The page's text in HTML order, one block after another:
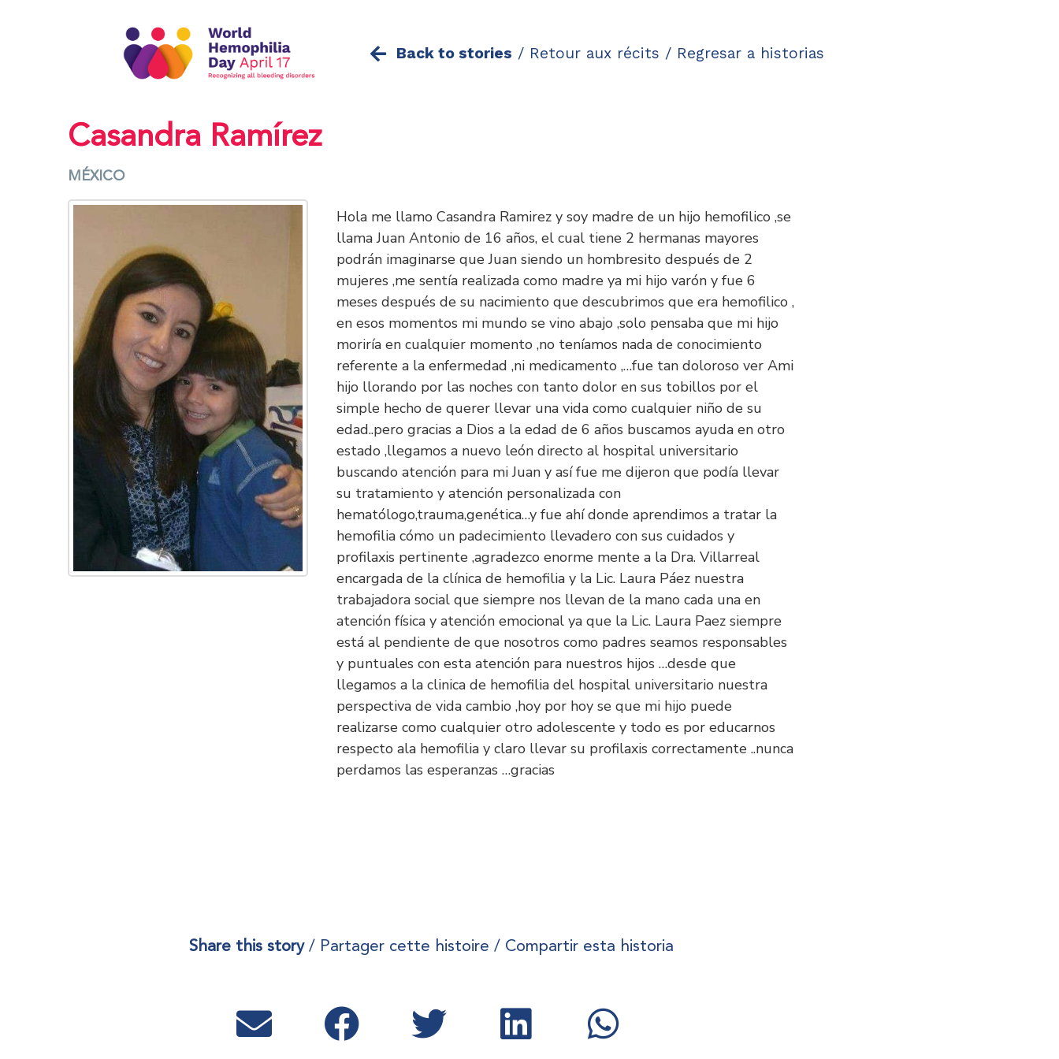
Back to stories / Retour aux récits / Regresar a historias
Casandra Ramírez
MÉXICO
Hola me llamo Casandra Ramirez y soy madre de un hijo hemofilico ,se
llama Juan Antonio de 16 años, el cual tiene 2 hermanas mayores
podrán imaginarse que Juan siendo un hombresito después de 2
mujeres ,me sentía realizada como madre ya mi hijo varón y fue 6
meses después de su nacimiento que descubrimos que era hemofilico ,
en esos momentos mi mundo se vino abajo ,solo pensaba que mi hijo
moriría en cualquier momento ,no teníamos nada de conocimiento
referente a la enfermedad ,ni medicamento ,…fue tan doloroso ver Ami
hijo llorando por las noches con tanto dolor en sus tobillos por el
simple hecho de querer llevar una vida como cualquier niño de su
edad..pero gracias a Dios a la edad de 6 años buscamos ayuda en otro
estado ,llegamos a nuevo león directo al hospital universitario
buscando atención para mi Juan y así fue me dijeron que podía llevar
su tratamiento y atención personalizada con
hematólogo,trauma,genética…y fue ahí donde aprendimos a tratar la
hemofilia cómo un padecimiento llevadero con sus cuidados y
profilaxis pertinente ,agradezco enorme mente a la Dra. Villarreal
encargada de la clínica de hemofilia y la Lic. Laura Páez nuestra
trabajadora social que siempre nos llevan de la mano cada una en
atención física y atención emocional ya que la Lic. Laura Paez siempre
está al pendiente de que nosotros como padres seamos responsables
y puntuales con esta atención para nuestros hijos …desde que
llegamos a la clinica de hemofilia del hospital universitario nuestra
perspectiva de vida cambio ,hoy por hoy se que mi hijo puede
realizarse como cualquier otro adolescente y todo es por educarnos
respecto ala hemofilia y claro llevar su profilaxis correctamente ..nunca
perdamos las esperanzas …gracias
Share this story/ Partager cette histoire / Compartir esta historia